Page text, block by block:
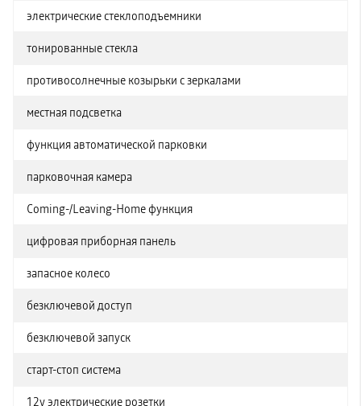
электрические стеклоподъемники
тонированные стекла
противосолнечные козырьки с зеркалами
местная подсветка
функция автоматической парковки
парковочная камера
Coming-/Leaving-Home функция
цифровая приборная панель
запасное колесо
безключевой доступ
безключевой запуск
старт-стоп система
12v электрические розетки